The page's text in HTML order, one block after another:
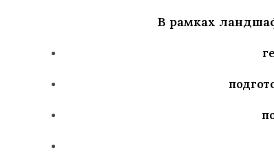
В рамках